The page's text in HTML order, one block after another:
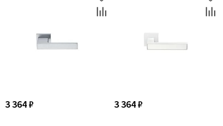
Protector
Regidoors
Uberture
3 364 ₽ 3 364 ₽